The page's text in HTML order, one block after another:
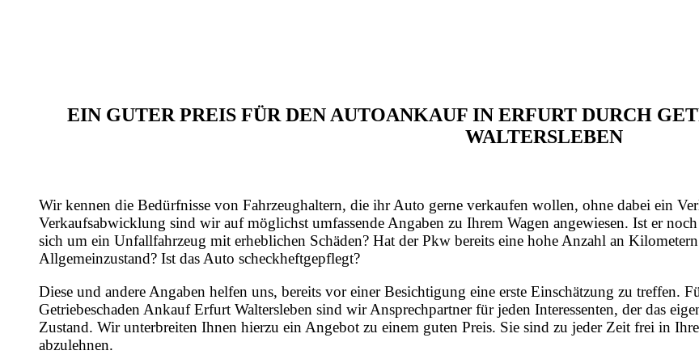
EIN GUTER PREIS FÜR DEN AUTOANKAUF IN ERFURT DURCH
WALTERSLEBEN
Wir kennen die Bedürfnisse von Fahrzeughaltern, die ihr Auto gerne verkaufen wollen, ohne dabei ein
Verkaufsabwicklung sind wir auf möglichst umfassende Angaben zu Ihrem Wagen angewiesen. Ist er
sich um ein Unfallfahrzeug mit erheblichen Schäden? Hat der Pkw bereits eine hohe Anzahl an
Allgemeinzustand? Ist das Auto scheckheftgepflegt?
Diese und andere Angaben helfen uns, bereits vor einer Besichtigung eine erste Einschätzung zu treffen.
Getriebeschaden Ankauf Erfurt Waltersleben sind wir Ansprechpartner für jeden Interessenten, der das
Zustand. Wir unterbreiten Ihnen hierzu ein Angebot zu einem guten Preis. Sie sind zu jeder Zeit frei in
abzulehnen.